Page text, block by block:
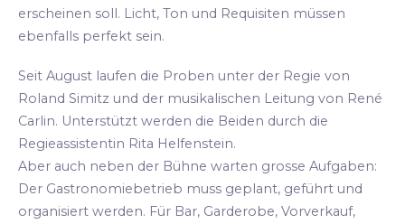
erscheinen soll. Licht, Ton und Requisiten müssen
ebenfalls perfekt sein.
Seit August laufen die Proben unter der Regie von
Roland Simitz und der musikalischen Leitung von René
Carlin. Unterstützt werden die Beiden durch die
Regieassistentin Rita Helfenstein.
Aber auch neben der Bühne warten grosse Aufgaben:
Der Gastronomiebetrieb muss geplant, geführt und
organisiert werden. Für Bar, Garderobe, Vorverkauf,